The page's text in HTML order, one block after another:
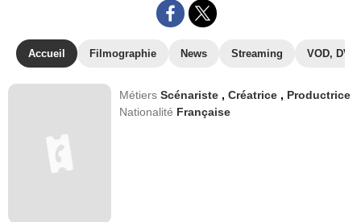
Accueil Filmographie News Streaming VOD, DVD
MétiersScénariste ,Créatrice , Productrice
Nationalité Française